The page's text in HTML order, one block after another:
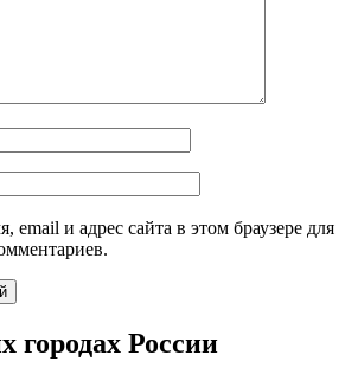
email и адрес сайта в этом браузере для
городах России